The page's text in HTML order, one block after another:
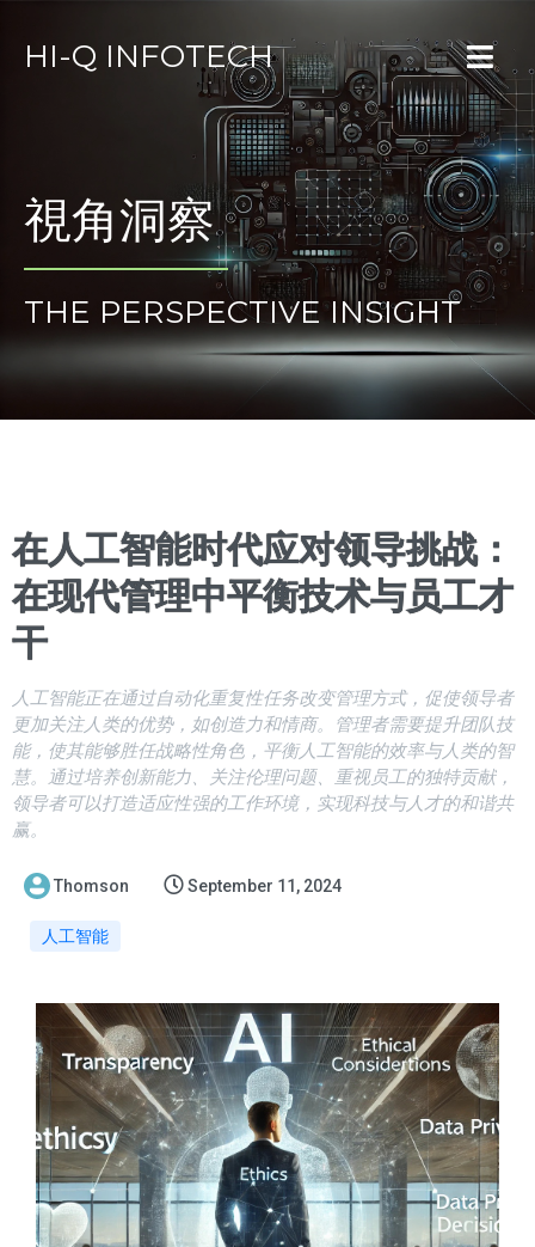
HI-Q INFOTECH
視角洞察
THE PERSPECTIVE INSIGHT
在人工智能时代应对领导挑战：
在现代管理中平衡技术与员工才
干
人工智能正在通过自动化重复性任务改变管理方式，促使领导者
更加关注人类的优势，如创造力和情商。管理者需要提升团队技
能，使其能够胜任战略性角色，平衡人工智能的效率与人类的智
慧。通过培养创新能力、关注伦理问题、重视员工的独特贡献，
领导者可以打造适应性强的工作环境，实现科技与人才的和谐共
赢。
Thomson September 11, 2024
人工智能